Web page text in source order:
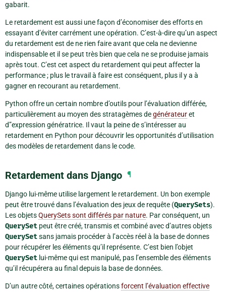
gabarit.
Le retardement est aussi une façon d’économiser des efforts en
essayant d’éviter carrément une opération. C’est-à-dire qu’un aspect
du retardement est de ne rien faire avant que cela ne devienne
indispensable et il se peut très bien que cela ne se produise jamais
après tout. C’est cet aspect du retardement qui peut affecter la
performance ; plus le travail à faire est conséquent, plus il y a à
gagner en recourant au retardement.
Python offre un certain nombre d’outils pour l’évaluation différée,
particulièrement au moyen des stratagèmes degénérateuret
d”expression génératrice. Il vaut la peine de s’intéresser au
retardement en Python pour découvrir les opportunités d’utilisation
des modèles de retardement dans le code.
Retardement dans Django ¶
Django lui-même utilise largement le retardement. Un bon exemple
peut être trouvé dans l’évaluation des jeux de requête (QuerySets).
Les objetsQuerySets sont différés par nature. Par conséquent, un
QuerySet peut être créé, transmis et combiné avec d’autres objets
QuerySetsans jamais procéder à l’accès réel à la base de donnes
pour récupérer les éléments qu’il représente. C’est bien l’objet
QuerySet lui-même qui est manipulé, pas l’ensemble des éléments
qu’il récupérera au final depuis la base de données.
D’un autre côté, certaines opérationsforcent l’évaluation effective